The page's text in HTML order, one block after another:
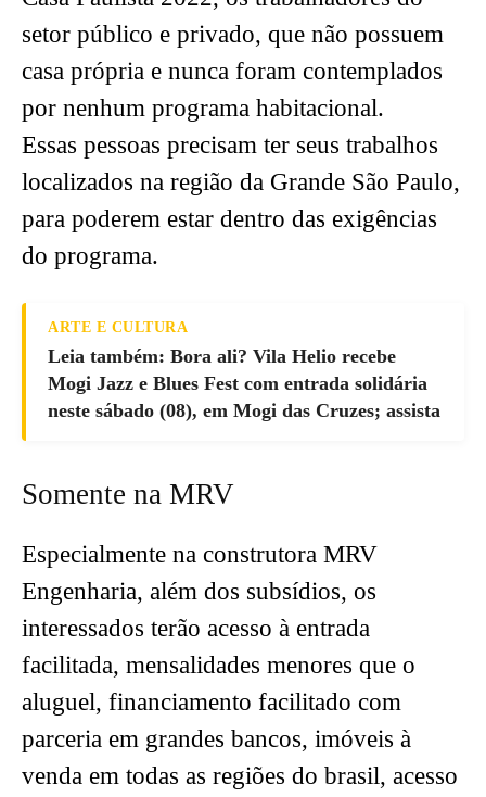
setor público e privado, que não possuem
casa própria e nunca foram contemplados
por nenhum programa habitacional.
Essas pessoas precisam ter seus trabalhos
localizados na região da Grande São Paulo,
para poderem estar dentro das exigências
do programa.
ARTE E CULTURA
Leia também: Bora ali? Vila Helio recebe
Mogi Jazz e Blues Fest com entrada solidária
neste sábado (08), em Mogi das Cruzes; assista
Somente na MRV
Especialmente na construtora MRV
Engenharia, além dos subsídios, os
interessados terão acesso à entrada
facilitada, mensalidades menores que o
aluguel, financiamento facilitado com
parceria em grandes bancos, imóveis à
venda em todas as regiões do brasil, acesso